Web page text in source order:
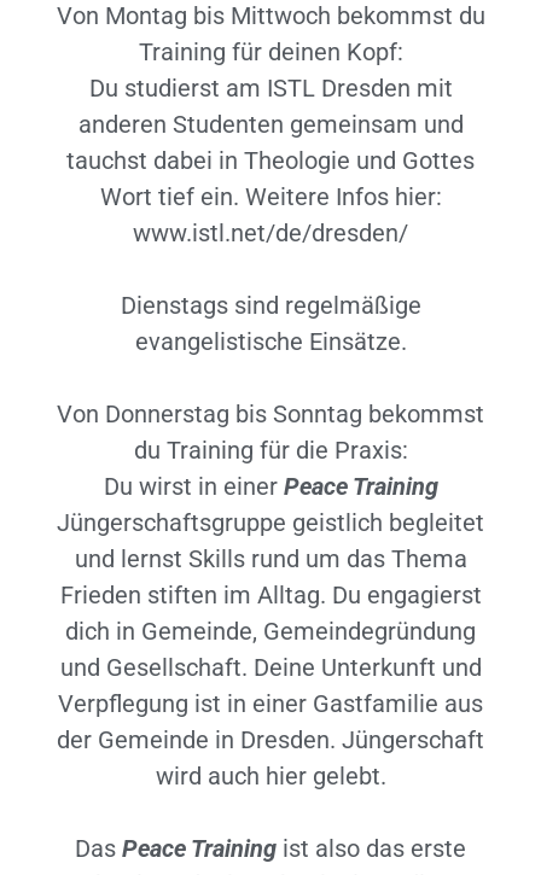
Von Montag bis Mittwoch bekommst du
Training für deinen Kopf:
Du studierst am ISTL Dresden mit
anderen Studenten gemeinsam und
tauchst dabei in Theologie und Gottes
Wort tief ein. Weitere Infos hier:
www.istl.net/de/dresden/
Dienstags sind regelmäßige
evangelistische Einsätze.
Von Donnerstag bis Sonntag bekommst
du Training für die Praxis:
Du wirst in einer Peace Training
Jüngerschaftsgruppe geistlich begleitet
und lernst Skills rund um das Thema
Frieden stiften im Alltag. Du engagierst
dich in Gemeinde, Gemeindegründung
und Gesellschaft. Deine Unterkunft und
Verpflegung ist in einer Gastfamilie aus
der Gemeinde in Dresden. Jüngerschaft
wird auch hier gelebt.
Das Peace Training ist also das erste